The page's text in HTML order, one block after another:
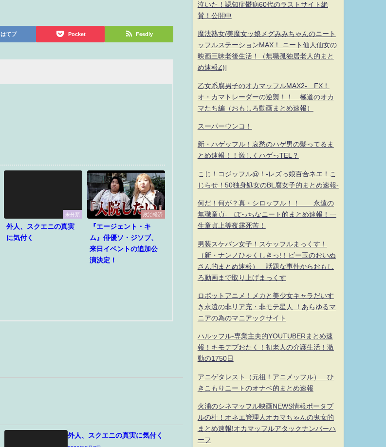
はてブ Pocket Feedly
未分類
外人、スクエニの真実
に気付く
政治経済
『エージェント・キ
ム』俳優ソ・ジソブ、
来日イベントの追加公
演決定！
外人、スクエニの真実に気付く
泣いた！認知症鬱病60代のラストサイト絶
賛！公開中
魔法熟女/美魔女ッ娘メグみみちゃんのニート
ッフルステーションMAX！ ニート仙人仙女の
映画三昧老後生活！（無職孤独居老人的まと
め速報Z)]
乙女系腐男子のオカマッフルMAX2- FX！
オ・カマトレーダーの逆襲！！ 極道のオカ
マたち編（おもしろ動画まとめ速報）
スーパーウンコ！
新・ハゲッフル！哀愁のハゲ男の髪ってるま
とめ速報！！激しくハゲっTEL？
こじ！コジッフル@！-レズっ娘百合ネエ！こ
じらせ！50独身処女のBL腐女子的まとめ速報-
何だ！何が？真・シロッフル！！ 永遠の
無職童貞- ぼっちなニート的まとめ速報！一
生童貞上等夜露死苦！
男装スケバン女子！スケッフルまっくす！
（新・ナンノひゃくしきっ!！ビー玉のおいぬ
さん的まとめ速報） 話題な事件からおもし
ろ動画まで取り上げまっくす
ロボットアニメ！メカと美少女キャラだいす
き永遠の非リア充・非モテ星人 ！あらゆるマ
ニアの為のマニアックサイト
ハルッフル-専業主夫的YOUTUBERまとめ速
報！キモデブおたく！初老人の介護生活！激
動の1750日
アニゲタレスト（元祖！アニメッフル） ひ
きこもりニートのオナベ的まとめ速報
火浦のシネマッフル映画NEWS情報ポータブ
ルの杜！オネエ管理人オカマちゃんの鬼女的
まとめ速報!オカマッフルアタックナンバーハ
ーフ